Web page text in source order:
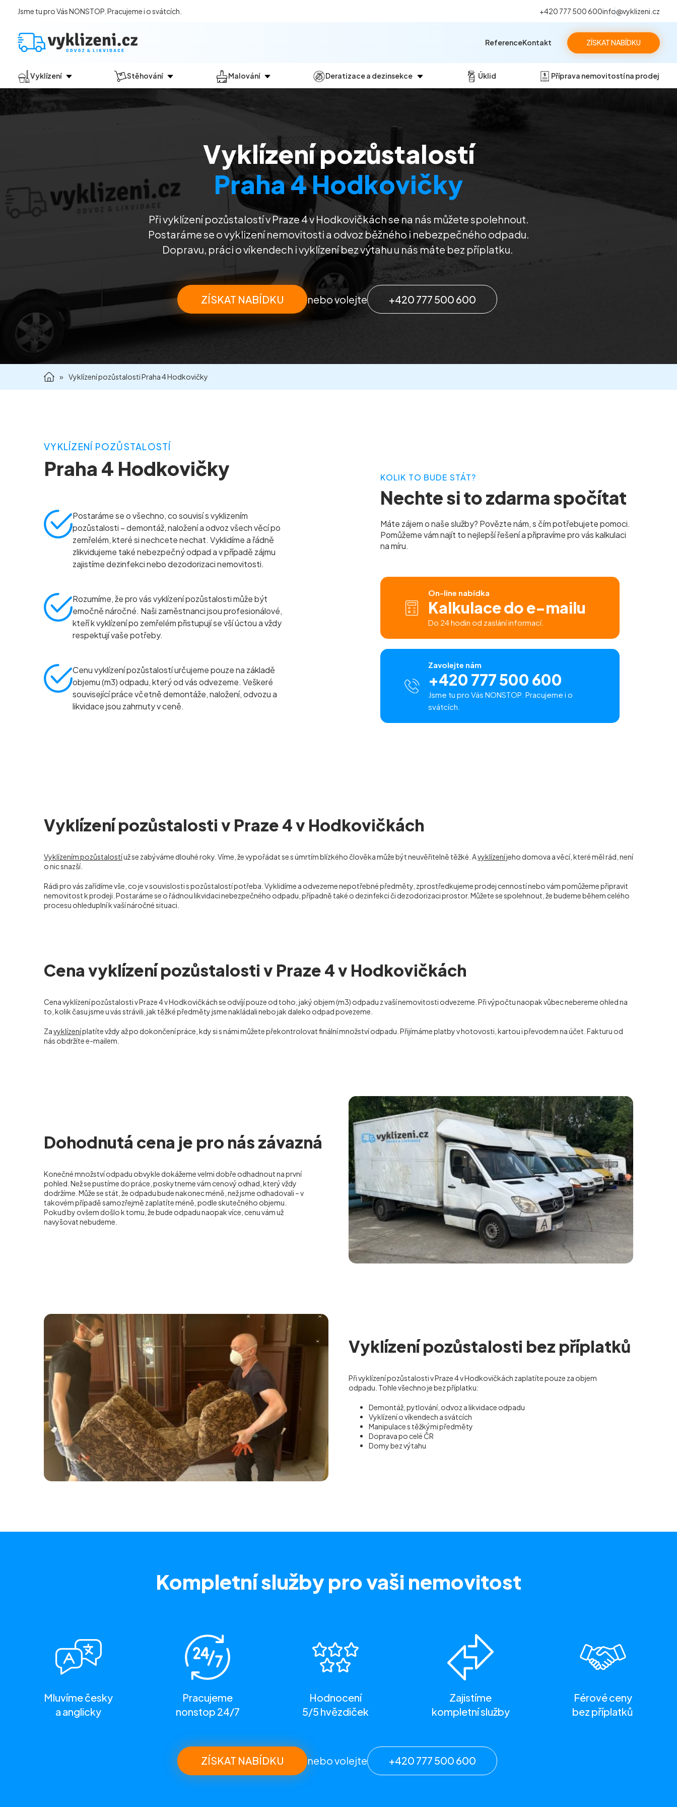
Jsme tu pro Vás NONSTOP. Pracujeme i o svátcích. +420 777 500 600info@vyklizeni.cz
ZÍSKAT NABÍDKU
Vyklízení
Jak vyklízení probíhá?
Vyklízení sklepů a garáží
Vyklízení zahrad
Stěhování Malování
Malování kanceláří
Malování komerčních prostor
Deratizace a dezinsekce
Dezinsekce
Úklid Příprava nemovitostí na prodej
ReferenceKontakt
Vyklízení pozůstalostí
Praha 4 Hodkovičky
Při vyklízení pozůstalostív Praze 4 v Hodkovičkáchse na nás můžete spolehnout.
Postaráme se o vyklizení nemovitosti a odvoz běžného i nebezpečného odpadu.
Dopravu, práci o víkendech i vyklízení bez výtahu u nás máte bez příplatku.
ZÍSKAT NABÍDKU nebo volejte +420 777 500 600
» Vyklízení pozůstalosti Praha 4 Hodkovičky
VYKLÍZENÍ POZŮSTALOSTÍ
Praha 4 Hodkovičky
Postaráme se o všechno, co souvisí s vyklizením
pozůstalosti – demontáž, naložení a odvoz všech věcí po
zemřelém, které si nechcete nechat. Vyklidíme a řádně
zlikvidujeme také nebezpečný odpad a v případě zájmu
zajistíme dezinfekci nebo dezodorizaci nemovitosti.
Rozumíme, že pro vás vyklízení pozůstalosti může být
emočně náročné. Naši zaměstnanci jsou profesionálové,
kteří k vyklízení po zemřelém přistupují se vší úctou a vždy
respektují vaše potřeby.
Cenu vyklízení pozůstalostí určujeme pouze na základě
objemu (m3) odpadu, který od vás odvezeme. Veškeré
související práce včetně demontáže, naložení, odvozu a
likvidace jsou zahrnuty v ceně.
KOLIK TO BUDE STÁT?
Nechte si to zdarma spočítat
Máte zájem o naše služby? Povězte nám, s čím potřebujete pomoci.
Pomůžeme vám najít to nejlepší řešení a připravíme pro vás kalkulaci
na míru.
On-line nabídka
Kalkulace do e-mailu
Do 24 hodin od zaslání informací.
Zavolejte nám
+420 777 500 600
Jsme tu pro Vás NONSTOP. Pracujeme i o
svátcích.
Vyklízení pozůstalosti v Praze 4 v Hodkovičkách
Vyklízením pozůstalostíuž se zabýváme dlouhé roky. Víme, že vypořádat se s úmrtím blízkého člověka může být neuvěřitelně těžké. Avyklízeníjeho domova a věcí, které měl rád, není
o nic snazší.
Rádi pro vás zařídíme vše, co je v souvislosti s pozůstalostí potřeba. Vyklidíme a odvezeme nepotřebné předměty, zprostředkujeme prodej cenností nebo vám pomůžeme připravit
nemovitost k prodeji. Postaráme se o řádnou likvidaci nebezpečného odpadu, případně také o dezinfekci či dezodorizaci prostor. Můžete se spolehnout, že budeme během celého
procesu ohleduplní k vaší náročné situaci.
Cena vyklízení pozůstalosti v Praze 4 v Hodkovičkách
Cena vyklízení pozůstalosti v Praze 4 v Hodkovičkáchse odvíjí pouze od toho, jaký objem (m3) odpadu z vaší nemovitosti odvezeme. Při výpočtu naopak vůbec nebereme ohled na
to, kolik času jsme u vás strávili, jak těžké předměty jsme nakládali nebo jak daleko odpad povezeme.
Zavyklízeníplatíte vždy až po dokončení práce, kdy si s námi můžete překontrolovat finální množství odpadu. Přijímáme platby v hotovosti, kartou i převodem na účet. Fakturu od
nás obdržíte e-mailem.
Dohodnutá cena je pro nás závazná
Konečné množství odpadu obvykle dokážeme velmi dobře odhadnout na první
pohled. Než se pustíme do práce, poskytneme vám cenový odhad, který vždy
dodržíme. Může se stát, že odpadu bude nakonec méně, než jsme odhadovali – v
takovém případě samozřejmě zaplatíte méně, podle skutečného objemu.
Pokud by ovšem došlo k tomu, že bude odpadu naopak více, cenu vám už
navyšovat nebudeme.
Vyklízení pozůstalosti bez příplatků
Při vyklízení pozůstalosti v Praze 4 v Hodkovičkách zaplatíte pouze za objem
odpadu. Tohle všechno je bez příplatku:
Demontáž, pytlování, odvoz a likvidace odpadu
Vyklízení o víkendech a svátcích
Manipulace s těžkými předměty
Doprava po celé ČR
Domy bez výtahu
Kompletní službypro vaši nemovitost
Mluvíme česky
a anglicky
Pracujeme
nonstop 24/7
Hodnocení
5/5 hvězdiček
Zajistíme
kompletní služby
Férové ceny
bez příplatků
ZÍSKAT NABÍDKU nebo volejte +420 777 500 600